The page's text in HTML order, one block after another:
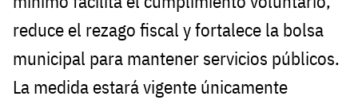
reduce el rezago fiscal y fortalece la bolsa
municipal para mantener servicios públicos.
La medida estará vigente únicamente